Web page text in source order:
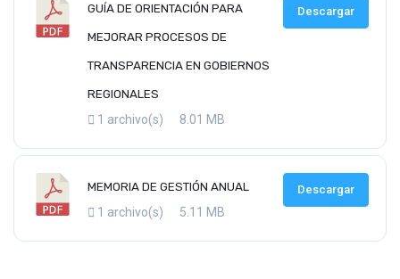
GUÍA DE ORIENTACIÓN PARA
MEJORAR PROCESOS DE
TRANSPARENCIA EN GOBIERNOS
REGIONALES
1 archivo(s) 8.01 MB
Descargar
MEMORIA DE GESTIÓN ANUAL
1 archivo(s) 5.11 MB
Descargar